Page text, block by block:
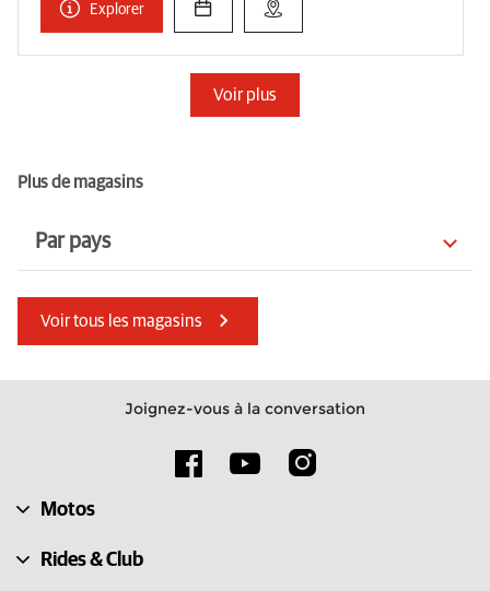
Explorer
Voir plus
Plus de magasins
Par pays
Jersey
Macédoine du Nord
Émirats arabes unis
Guernesey
Voir tous les magasins
Joignez-vous à la conversation
Motos
Rides & Club